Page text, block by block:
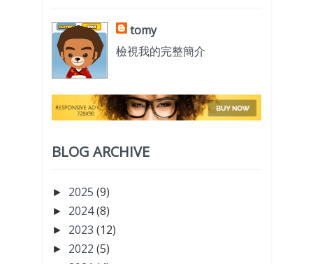
tomy
檢視我的完整簡介
BLOG ARCHIVE
► 2025 (9)
► 2024(8)
► 2023 (12)
► 2022 (5)